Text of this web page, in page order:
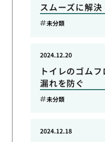
スムーズに解決
未分類
トイレのゴム
漏れを防ぐ
2024.12.20
未分類
2024.12.18